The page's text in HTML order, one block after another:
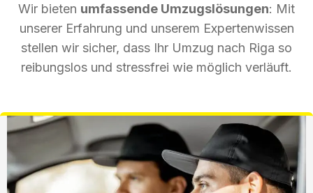
Wir bieten umfassende Umzugslösungen: Mit
unserer Erfahrung und unserem Expertenwissen
stellen wir sicher, dass Ihr Umzug nach Riga so
reibungslos und stressfrei wie möglich verläuft.